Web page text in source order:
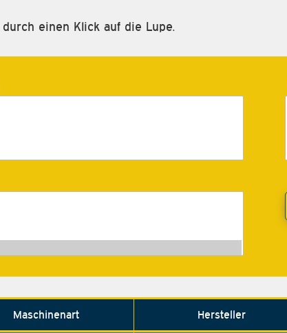
einen Klick auf die Lupe.
Maschinenart Hersteller